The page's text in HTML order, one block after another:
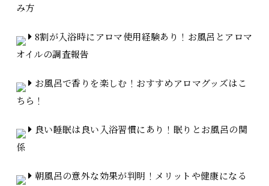
み方
8割が入浴時にアロマ使用経験あり！お風呂とアロマ
オイルの調査報告
お風呂で香りを楽しむ！おすすめアロマグッズはこ
ちら！
良い睡眠は良い入浴習慣にあり！眠りとお風呂の関
係
朝風呂の意外な効果が判明！メリットや健康になる